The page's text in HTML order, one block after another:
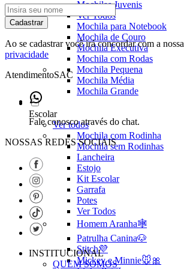
Mochilas Juvenis
Ver Todos
Mochila para Notebook
Mochila de Couro
Mochila Executiva
Mochila com Rodas
Mochila Pequena
Mochila Média
Mochila Grande
Escolar
Ver todos
Mochila com Rodinha
Mochila sem Rodinhas
Lancheira
Estojo
Kit Escolar
Garrafa
Potes
Ver Todos
Homem Aranha🕸️
Patrulha Canina🐶
Stitch💜
Mickey e Minnie🐭🎀
Cadastrar
Ao se cadastrar você irá concordar com a nossa
privacidade
AtendimentoSAC
Fale conosco através do chat.
NOSSAS REDES SOCIAIS
INSTITUCIONAL
QUEM SOMOS